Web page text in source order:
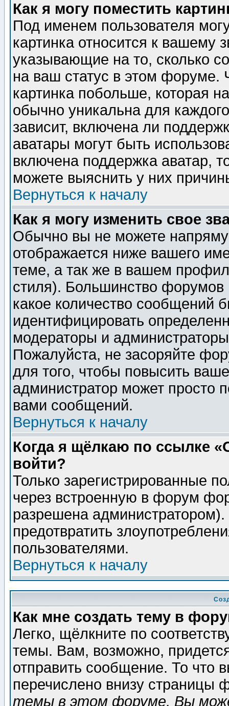
Как я могу поместить
Под именем пользователя
картинка относится к вашему
указывающие на то, сколько
на ваш статус в этом форуме.
картинка побольше, которая
обычно уникальна для
зависит, включена ли
аватары могут быть
включена поддержка аватар,
можете выяснить у них
Вернуться к началу
Как я могу изменить свое
Обычно вы не можете
отображается ниже вашего
теме, а так же в вашем
стиля). Большинство форумов
какое количество сообщений
идентифицировать
модераторы и
Пожалуйста, не засоряйте
для того, чтобы повысить
администратор может просто
вами сообщений.
Вернуться к началу
Когда я щёлкаю по ссылке
войти?
Только зарегистрированные
через встроенную в форум
разрешена
предотвратить
пользователями.
Вернуться к началу
Как мне создать тему в
Легко, щёлкните по
темы. Вам, возможно,
отправить сообщение. То что
перечислено внизу страницы
темы в этом форуме, Вы